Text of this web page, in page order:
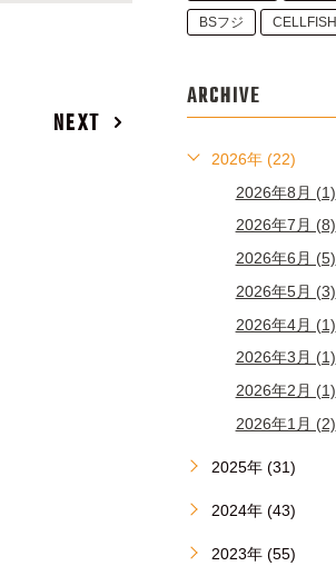
NEXT
BSフジ CELLFISH
ARCHIVE
2026年 (22)
2026年8月 (1)
2026年7月 (8)
2026年6月 (5)
2026年5月 (3)
2026年4月 (1)
2026年3月 (1)
2026年2月 (1)
2026年1月 (2)
2025年 (31)
2024年 (43)
2023年 (55)